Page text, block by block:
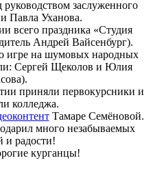
заслуженного
Павла Уханова.
всего праздника «Студия
Андрей Вайсенбург).
игре на шумовых народных
Сергей Щеколов и Юлия
приняли первокурсники и
колледжа.
Тамаре Семёновой.
много незабываемых
и радости!
курганцы!